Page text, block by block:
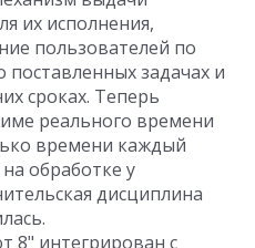
их исполнения,
пользователей по
поставленных задачах и
сроках. Теперь
реального времени
времени каждый
обработке у
дисциплина
8" интегрирован с